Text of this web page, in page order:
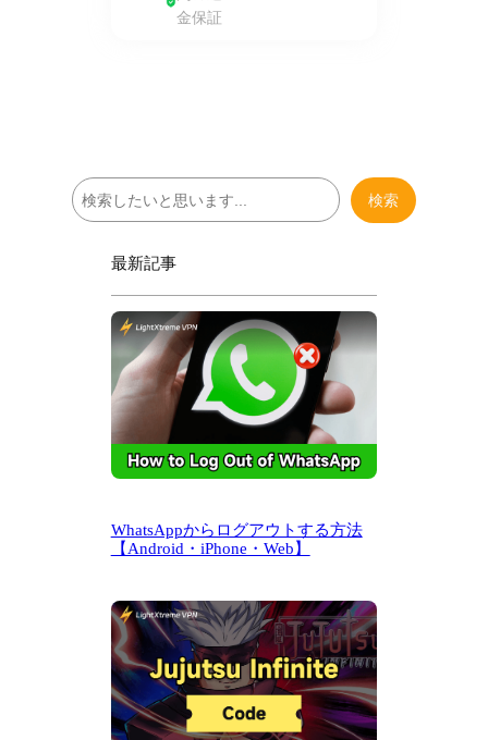
金保証
検
索
検索
最新記事
WhatsAppからログアウトする方法
【Android・iPhone・Web】